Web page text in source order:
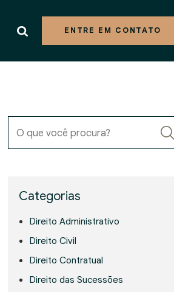
ENTRE EM CONTATO
Categorias
Direito Administrativo
Direito Civil
Direito Contratual
Direito das Sucessões